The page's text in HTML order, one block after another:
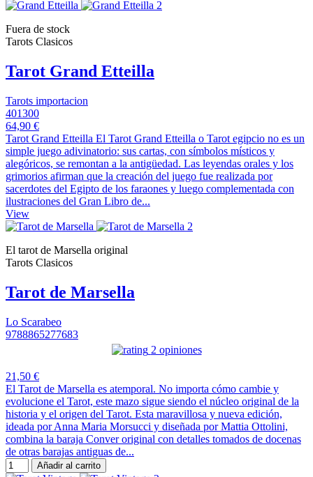
Fuera de stock
Tarots Clasicos
Tarot Grand Etteilla
Tarots importacion
401300
64,90 €
Tarot Grand Etteilla El Tarot Grand Etteilla o Tarot egipcio no es un
simple juego adivinatorio: sus cartas, con símbolos místicos y
alegóricos, se remontan a la antigüedad. Las leyendas orales y los
grimorios afirman que la creación del juego fue realizada por
sacerdotes del Egipto de los faraones y luego complementada con
ilustraciones del Gran Libro de...
View
El tarot de Marsella original
Tarots Clasicos
Tarot de Marsella
Lo Scarabeo
9788865277683
2 opiniones
21,50 €
El Tarot de Marsella es atemporal. No importa cómo cambie y
evolucione el Tarot, este mazo sigue siendo el núcleo original de la
historia y el origen del Tarot. Esta maravillosa y nueva edición,
ideada por Anna Maria Morsucci y diseñada por Mattia Ottolini,
combina la baraja Conver original con detalles tomados de docenas
de otras barajas antiguas de...
Añadir al carrito